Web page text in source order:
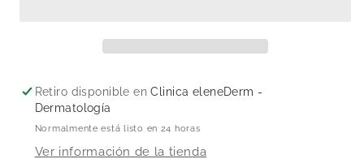
Retiro disponible enClinica eleneDerm -
Dermatología
Normalmente está listo en 24 horas
Ver información de la tienda